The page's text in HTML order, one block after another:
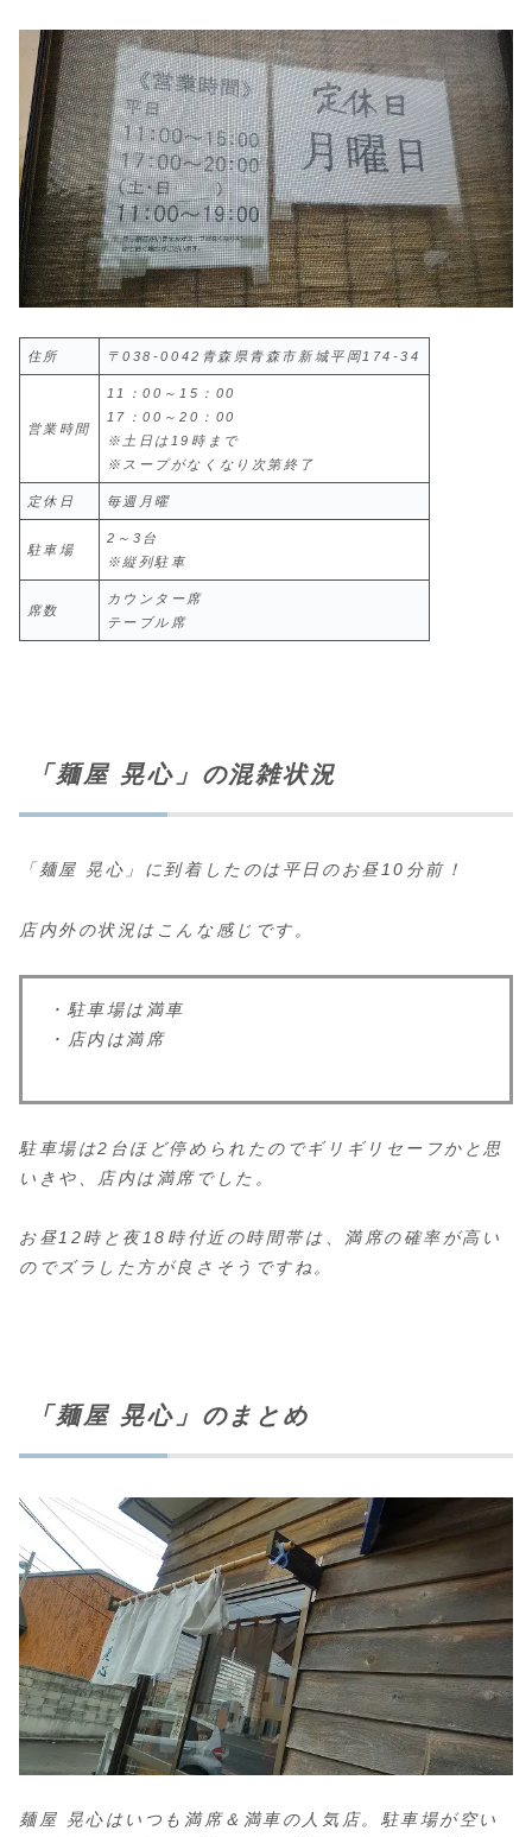
住所 〒038-0042青森県青森市新城平岡174-34
営業時間
11：00～15：00
17：00～20：00
※土日は19時まで
※スープがなくなり次第終了
定休日 毎週月曜
駐車場
2～3台
※縦列駐車
席数
カウンター席
テーブル席
「麺屋 晃心」の混雑状況
「麺屋 晃心」に到着したのは平日のお昼10分前！
店内外の状況はこんな感じです。
・駐車場は満車
・店内は満席
駐車場は2台ほど停められたのでギリギリセーフかと思
いきや、店内は満席でした。
お昼12時と夜18時付近の時間帯は、満席の確率が高い
のでズラした方が良さそうですね。
「麺屋 晃心」のまとめ
麺屋 晃心はいつも満席＆満車の人気店。駐車場が空い